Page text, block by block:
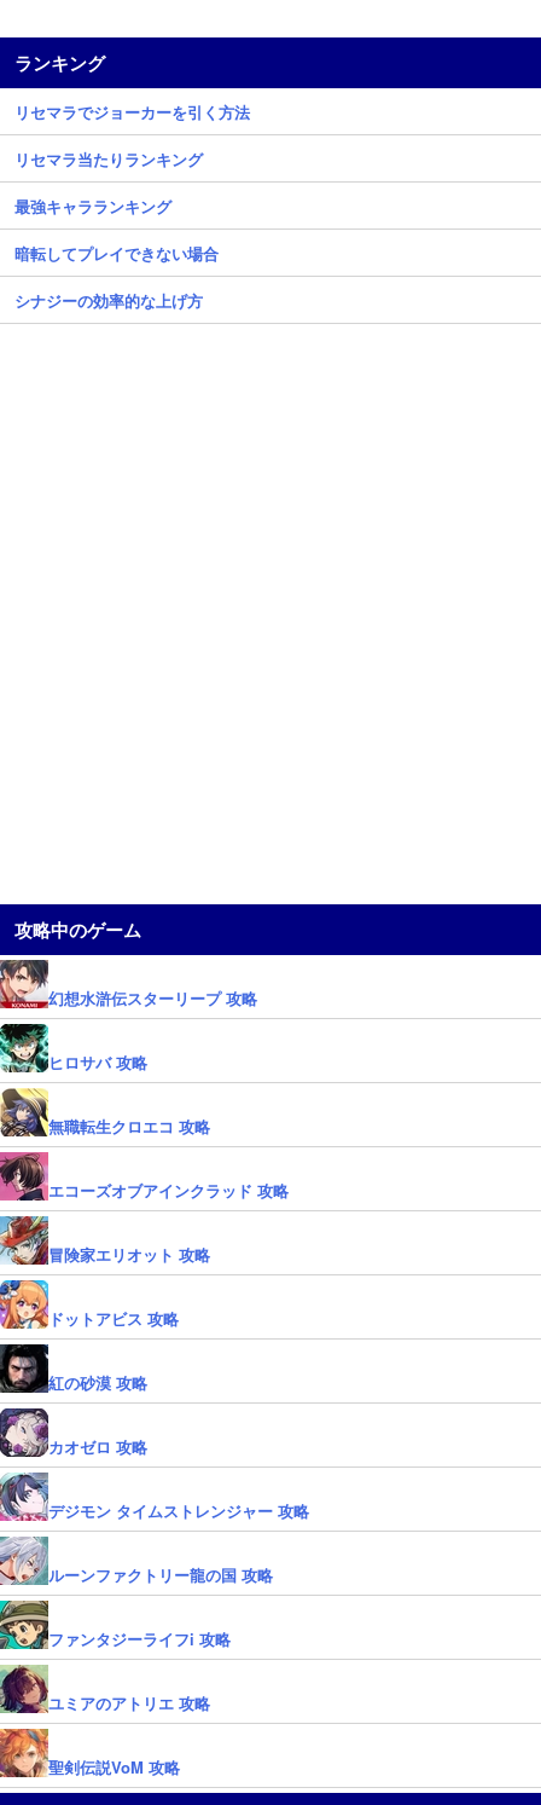
ランキング
リセマラでジョーカーを引く方法
リセマラ当たりランキング
最強キャラランキング
暗転してプレイできない場合
シナジーの効率的な上げ方
攻略中のゲーム
幻想水滸伝スターリープ 攻略
ヒロサバ 攻略
無職転生クロエコ 攻略
エコーズオブアインクラッド 攻略
冒険家エリオット 攻略
ドットアビス 攻略
紅の砂漠 攻略
カオゼロ 攻略
デジモン タイムストレンジャー 攻略
ルーンファクトリー龍の国 攻略
ファンタジーライフi 攻略
ユミアのアトリエ 攻略
聖剣伝説VoM 攻略